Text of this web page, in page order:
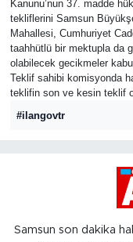
Kanunu’nun 37. madde
tekliflerini Samsun
Mahallesi, Cumhuriyet
taahhütlü bir mektupla da
olabilecek gecikmeler
Teklif sahibi komisyonda
teklifin son ve kesin teklif
#ilangovtr
Samsun son dakika